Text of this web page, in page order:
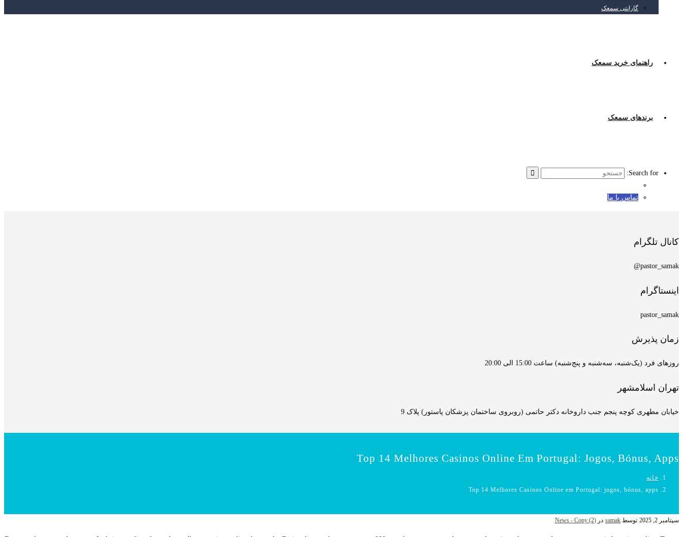
گارانتی سمعک
راهنمای خرید سمعک
برندهای سمعک
Search for:
تماس با ما
کانال تلگرام
pastor_samak@
اینستاگرام
pastor_samak
زمان پذیرش
روزهای فرد (یک‌شنبه، سه‌شنبه و پنج‌شنبه) ساعت 15:00 الی 20:00
تهران اسلامشهر
خیابان مطهری کوچه پنجم جنب داروخانه دکتر حاتمی (روبروی ساختمان پزشکان پاستور) پلاک 9
Top 14 Melhores Casinos Online Em Portugal: Jogos, Bónus, Apps
خانه
Top 14 Melhores Casinos Online em Portugal: jogos, bónus, apps
سپتامبر 2, 2025 توسط samak در News - Copy (2)